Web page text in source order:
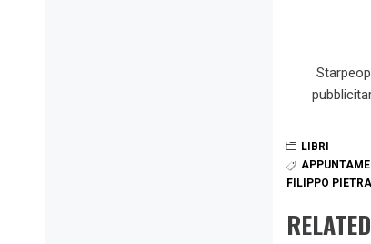
LIBRI
FILIPPO